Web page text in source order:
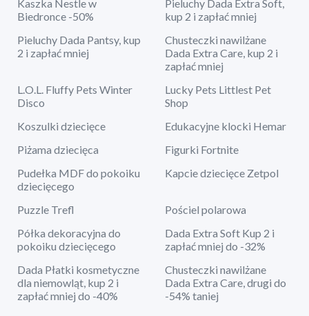
Kaszka Nestle w
Biedronce -50%
Pieluchy Dada Extra Soft,
kup 2 i zapłać mniej
Pieluchy Dada Pantsy, kup
2 i zapłać mniej
Chusteczki nawilżane
Dada Extra Care, kup 2 i
zapłać mniej
L.O.L. Fluffy Pets Winter
Disco
Lucky Pets Littlest Pet
Shop
Koszulki dziecięce
Edukacyjne klocki Hemar
Piżama dziecięca
Figurki Fortnite
Pudełka MDF do pokoiku
dziecięcego
Kapcie dziecięce Zetpol
Puzzle Trefl
Pościel polarowa
Półka dekoracyjna do
pokoiku dziecięcego
Dada Extra Soft Kup 2 i
zapłać mniej do -32%
Dada Płatki kosmetyczne
dla niemowląt, kup 2 i
zapłać mniej do -40%
Chusteczki nawilżane
Dada Extra Care, drugi do
-54% taniej